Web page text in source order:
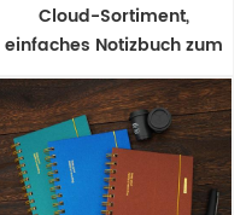
Cloud-Sortiment,
einfaches Notizbuch zum
Nähen von Bindungen